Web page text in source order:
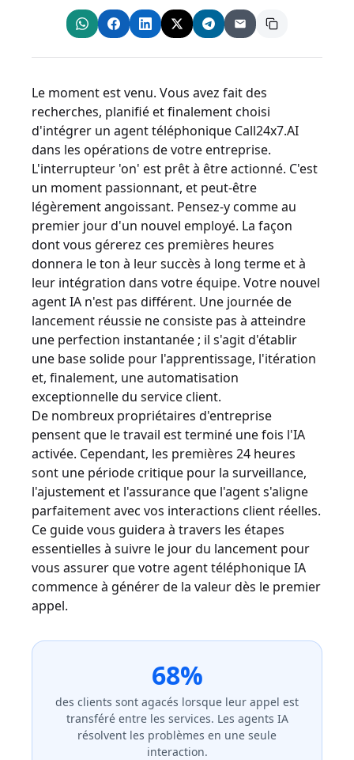
Le moment est venu. Vous avez fait des
recherches, planifié et finalement choisi
d'intégrer un agent téléphonique Call24x7.AI
dans les opérations de votre entreprise.
L'interrupteur 'on' est prêt à être actionné. C'est
un moment passionnant, et peut-être
légèrement angoissant. Pensez-y comme au
premier jour d'un nouvel employé. La façon
dont vous gérerez ces premières heures
donnera le ton à leur succès à long terme et à
leur intégration dans votre équipe. Votre nouvel
agent IA n'est pas différent. Une journée de
lancement réussie ne consiste pas à atteindre
une perfection instantanée ; il s'agit d'établir
une base solide pour l'apprentissage, l'itération
et, finalement, une automatisation
exceptionnelle du service client.
De nombreux propriétaires d'entreprise
pensent que le travail est terminé une fois l'IA
activée. Cependant, les premières 24 heures
sont une période critique pour la surveillance,
l'ajustement et l'assurance que l'agent s'aligne
parfaitement avec vos interactions client réelles.
Ce guide vous guidera à travers les étapes
essentielles à suivre le jour du lancement pour
vous assurer que votre agent téléphonique IA
commence à générer de la valeur dès le premier
appel.
68%
des clients sont agacés lorsque leur appel est
transféré entre les services. Les agents IA
résolvent les problèmes en une seule
interaction.